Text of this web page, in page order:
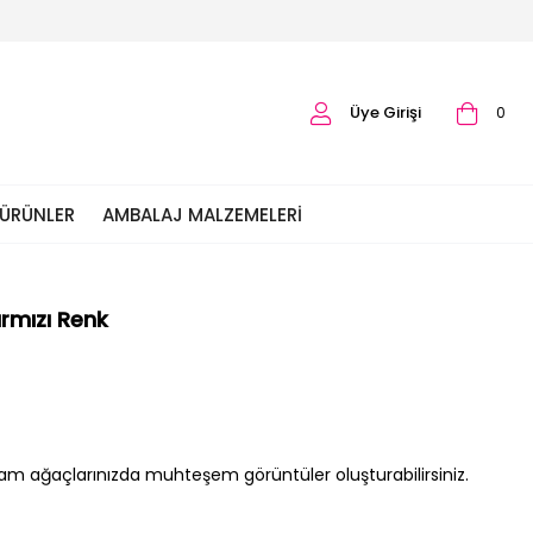
0
Üye Girişi
AMBALAJ MALZEMELERI
Renk
ağaçlarınızda muhteşem görüntüler oluşturabilirsiniz.